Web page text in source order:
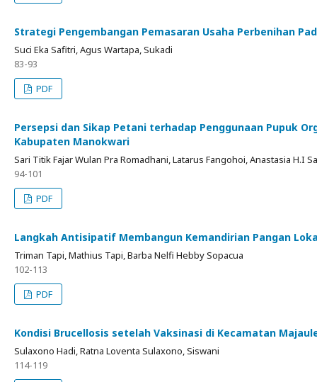
Strategi Pengembangan Pemasaran Usaha Perbenihan
Suci Eka Safitri, Agus Wartapa, Sukadi
83-93
PDF
Persepsi dan Sikap Petani terhadap Penggunaan Pupuk
Kabupaten Manokwari
Sari Titik Fajar Wulan Pra Romadhani, Latarus Fangohoi, Anastasia H.I
94-101
PDF
Langkah Antisipatif Membangun Kemandirian Pangan
Triman Tapi, Mathius Tapi, Barba Nelfi Hebby Sopacua
102-113
PDF
Kondisi Brucellosis setelah Vaksinasi di Kecamatan
Sulaxono Hadi, Ratna Loventa Sulaxono, Siswani
114-119